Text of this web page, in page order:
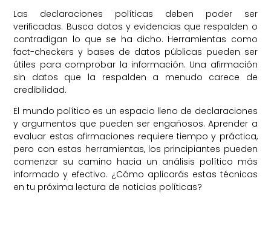
Las declaraciones políticas deben poder ser
verificadas. Busca datos y evidencias que respalden o
contradigan lo que se ha dicho. Herramientas como
fact-checkers y bases de datos públicas pueden ser
útiles para comprobar la información. Una afirmación
sin datos que la respalden a menudo carece de
credibilidad.
El mundo político es un espacio lleno de declaraciones
y argumentos que pueden ser engañosos. Aprender a
evaluar estas afirmaciones requiere tiempo y práctica,
pero con estas herramientas, los principiantes pueden
comenzar su camino hacia un análisis político más
informado y efectivo. ¿Cómo aplicarás estas técnicas
en tu próxima lectura de noticias políticas?